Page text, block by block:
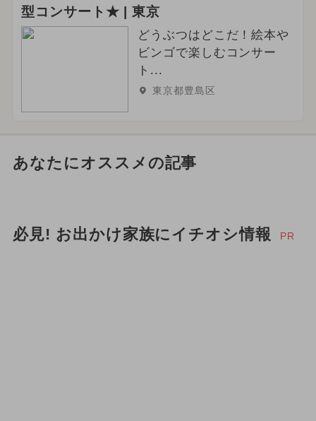
型コンサート★ | 東京
どうぶつはどこだ！絵本や
ビンゴで楽しむコンサー
ト...
東京都豊島区
あなたにオススメの記事
必見! お出かけ家族にイチオシ情報 PR